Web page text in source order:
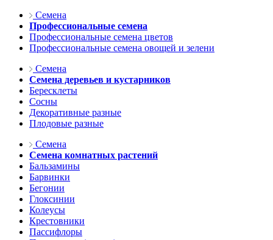
Семена
Профессиональные семена
Профессиональные семена цветов
Профессиональные семена овощей и зелени
Семена
Семена деревьев и кустарников
Бересклеты
Сосны
Декоративные разные
Плодовые разные
Семена
Семена комнатных растений
Бальзамины
Барвинки
Бегонии
Глоксинии
Колеусы
Крестовники
Пассифлоры